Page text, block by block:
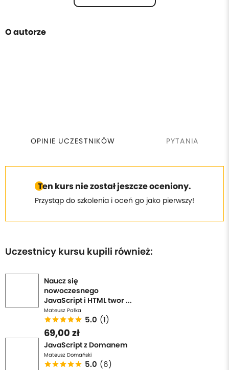
O autorze
OPINIE UCZESTNIKÓW PYTANIA
Ten kurs nie został jeszcze oceniony.
Przystąp do szkolenia i oceń go jako pierwszy!
Uczestnicy kursu kupili również:
Naucz się
nowoczesnego
JavaScript i HTML twor ...
Mateusz Pałka
5.0 (1)
69,00 zł
JavaScript z Domanem
Mateusz Domański
5.0 (6)